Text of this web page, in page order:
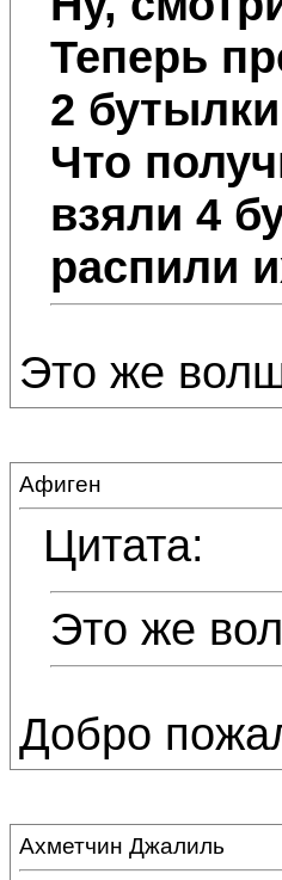
Теперь
2
Что
взяли 4
распили
Это же
Афиген
Цитата:
Это же
Добро
Ахметчин Джалиль